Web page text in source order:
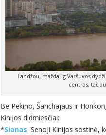
Landžou, maždaug Varšuvos
centras,
Be Pekino, Šanchajaus ir
Kinijos didmiesčiai:
*Sianas. Senoji Kinijos sostinė,